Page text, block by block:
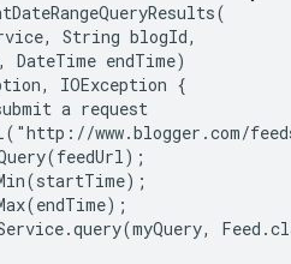
String blogId,
DateTime endTime)
IOException {
a request
www.blogger.com/